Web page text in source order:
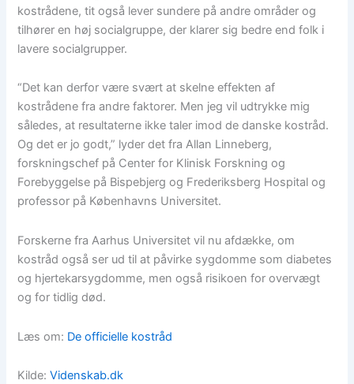
kostrådene, tit også lever sundere på andre områder og
tilhører en høj socialgruppe, der klarer sig bedre end folk i
lavere socialgrupper.
“Det kan derfor være svært at skelne effekten af
kostrådene fra andre faktorer. Men jeg vil udtrykke mig
således, at resultaterne ikke taler imod de danske kostråd.
Og det er jo godt,” lyder det fra Allan Linneberg,
forskningschef på Center for Klinisk Forskning og
Forebyggelse på Bispebjerg og Frederiksberg Hospital og
professor på Københavns Universitet.
Forskerne fra Aarhus Universitet vil nu afdække, om
kostråd også ser ud til at påvirke sygdomme som diabetes
og hjertekarsygdomme, men også risikoen for overvægt
og for tidlig død.
Læs om: De officielle kostråd
Kilde:Videnskab.dk